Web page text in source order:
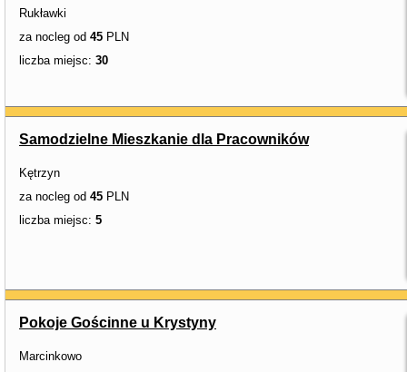
Rukławki
za nocleg od 45 PLN
liczba miejsc: 30
Samodzielne Mieszkanie dla Pracowników
Kętrzyn
za nocleg od 45 PLN
liczba miejsc: 5
Pokoje Gościnne u Krystyny
Marcinkowo